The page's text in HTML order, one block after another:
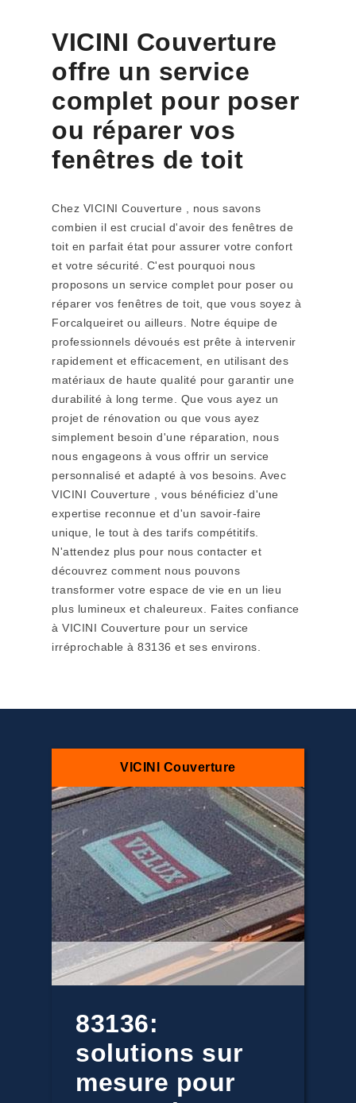
VICINI Couverture
offre un service
complet pour poser
ou réparer vos
fenêtres de toit
Chez VICINI Couverture , nous savons
combien il est crucial d'avoir des fenêtres de
toit en parfait état pour assurer votre confort
et votre sécurité. C'est pourquoi nous
proposons un service complet pour poser ou
réparer vos fenêtres de toit, que vous soyez à
Forcalqueiret ou ailleurs. Notre équipe de
professionnels dévoués est prête à intervenir
rapidement et efficacement, en utilisant des
matériaux de haute qualité pour garantir une
durabilité à long terme. Que vous ayez un
projet de rénovation ou que vous ayez
simplement besoin d'une réparation, nous
nous engageons à vous offrir un service
personnalisé et adapté à vos besoins. Avec
VICINI Couverture , vous bénéficiez d'une
expertise reconnue et d'un savoir-faire
unique, le tout à des tarifs compétitifs.
N'attendez plus pour nous contacter et
découvrez comment nous pouvons
transformer votre espace de vie en un lieu
plus lumineux et chaleureux. Faites confiance
à VICINI Couverture pour un service
irréprochable à 83136 et ses environs.
VICINI Couverture
83136:
solutions sur
mesure pour